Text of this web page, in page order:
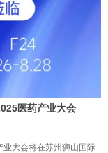
医药产业大会
大会将在苏州狮山国际